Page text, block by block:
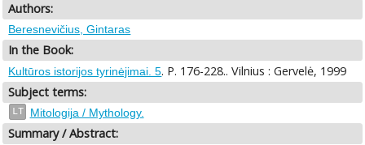
Authors:
Beresnevičius, Gintaras
In the Book:
Kultūros istorijos tyrinėjimai. 5. P. 176-228.. Vilnius : Gervelė, 1999
Subject terms:
LT Mitologija / Mythology.
Summary / Abstract: